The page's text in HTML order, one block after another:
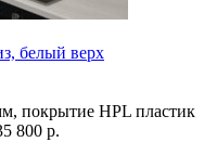
белый верх
покрытие HPL пластик
800 р.